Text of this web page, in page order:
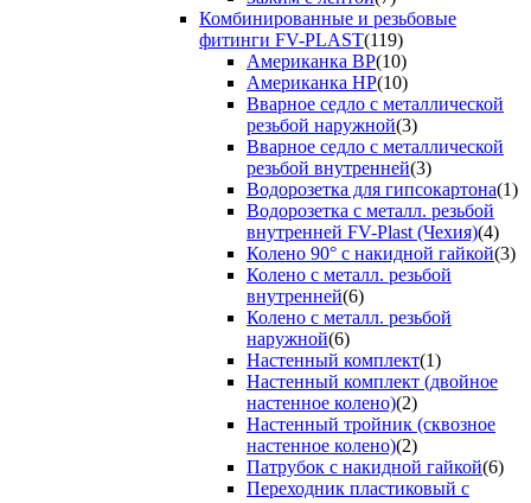
Комбинированные и резьбовые
фитинги FV-PLAST(119)
Американка ВР(10)
Американка НР(10)
Вварное седло с металлической
резьбой наружной(3)
Вварное седло с металлической
резьбой внутренней(3)
Водорозетка для гипсокартона(1)
Водорозетка с металл. резьбой
внутренней FV-Plast (Чехия)(4)
Колено 90° с накидной гайкой(3)
Колено с металл. резьбой
внутренней(6)
Колено с металл. резьбой
наружной(6)
Настенный комплект(1)
Настенный комплект (двойное
настенное колено)(2)
Настенный тройник (сквозное
настенное колено)(2)
Патрубок с накидной гайкой(6)
Переходник пластиковый с